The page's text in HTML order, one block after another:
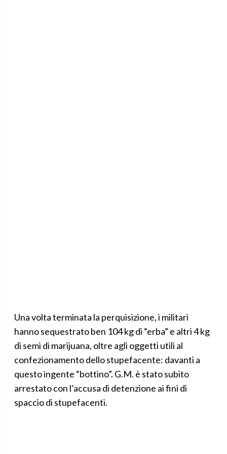
Una volta terminata la perquisizione, i militari
hanno sequestrato ben 104 kg di “erba” e altri 4 kg
di semi di marijuana, oltre agli oggetti utili al
confezionamento dello stupefacente: davanti a
questo ingente “bottino”. G.M. è stato subito
arrestato con l’accusa di detenzione ai fini di
spaccio di stupefacenti.